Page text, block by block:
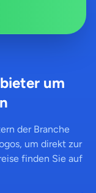
um
der Branche
um direkt zur
finden Sie auf